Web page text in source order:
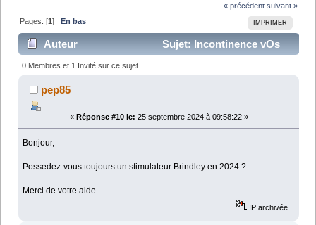
« précédent suivant »
IMPRIMER
Pages: [1] En bas
Auteur
Sujet: Incontinence vOs
témoignageS (Lu 18766 fois)
0 Membres et 1 Invité sur ce sujet
pep85
« Réponse #10 le: 25 septembre 2024 à 09:58:22 »
Bonjour,
Possedez-vous toujours un stimulateur Brindley en 2024 ?
Merci de votre aide.
IP archivée